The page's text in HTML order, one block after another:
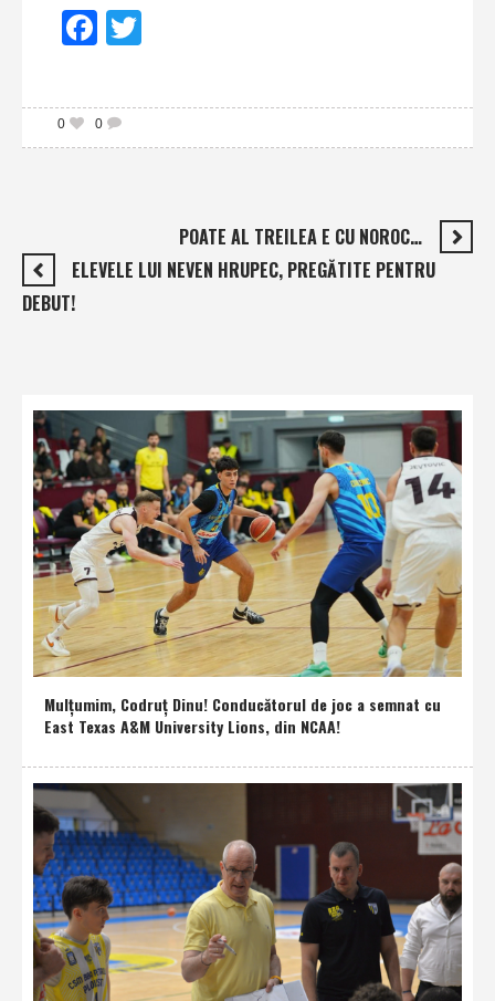
Facebook
0
0
POATE AL TREILEA E CU NOROC…
ELEVELE LUI NEVEN HRUPEC, PREGĂTITE PENTRU
DEBUT!
Mulţumim, Codruţ Dinu! Conducătorul de joc a semnat cu
East Texas A&M University Lions, din NCAA!